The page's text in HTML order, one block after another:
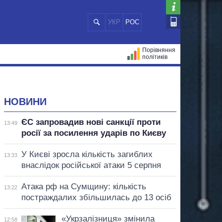
УКР РОС
Порівняння
політиків
НОВИНИ
13:49
ЄС запровадив нові санкції проти
росії за посилення ударів по Києву
13:33
У Києві зросла кількість загиблих
внаслідок російської атаки 5 серпня
13:22
Атака рф на Сумщину: кількість
постраждалих збільшилась до 13 осіб
12:58
«Укрзалізниця» змінила